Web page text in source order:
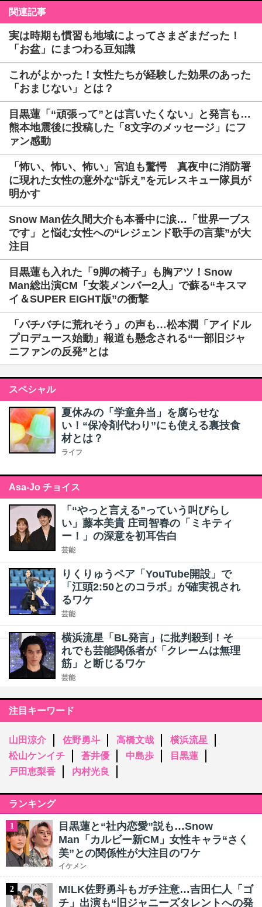
関連記事
実は時期も慣習も地域によってさまざまだった！
「お盆」にまつわる豆知識
これがよかった！女性たちが経験した効果のあった
「おまじない」とは？
目黒蓮「“頑張って”とは言いたくない」と発言も…
熊本地震後に投稿した「8文字のメッセージ」にフ
ァン感動
「怖い、怖い、怖い」宮迫も驚愕 真夜中に消防署
に現れた女性の意外な“訴え”を元レスキュー隊員が
明かす
Snow Man佐久間大介も本番中に涙…「世界一ブス
です」と悩む女性への“レジェンド歌手の言葉”が大
注目
目黒蓮も入れた「9脚の椅子」も胸アツ！Snow
Man総出演CM「女装メンバー2人」で蘇る“キスマ
イ＆SUPER EIGHT版”の衝撃
「バチバチに荒れそう」の声も…松本潤「アイドル
プロデュース始動」報道も懸念される“一部旧ジャ
ニファンの反発”とは
スペシャル
夏休みの「学童弁当」を腐らせな
い！“保冷剤代わり”にも使える裏技食
材とは？
ライフ
Asa-Jo チョイス
「“やっと言える”っていう叫びらし
い」藤本美貴 庄司智春の「ミキティ
ー！」の深意を初耳告白
芸能
りくりゅうペア「YouTube開設」で
「江頭2:50とのコラボ」が確実視され
るワケ
芸能
横浜流星「BL発言」に批判殺到！そ
れでも芸能関係者が「クレームは無理
筋」と断じるワケ
芸能
注目キーワード
山田涼介 佐野勇斗 高橋文哉
横浜流星
松山ケンイチ
蒼井優 中島歩
目黒蓮
戸田恵梨香
内村光良
ランキング
1
目黒蓮と“社内恋愛”説も…Snow
Man「カルビー新CM」女性キャラ“さく
美”との関係性が大注目のワケ
イケメン
2
M!LK佐野勇斗もガチ注意…吉田仁人「ゴ
チ」出演も“旧ジャニーズタレントへの発